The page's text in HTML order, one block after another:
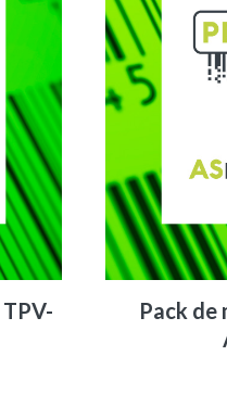
Pack de